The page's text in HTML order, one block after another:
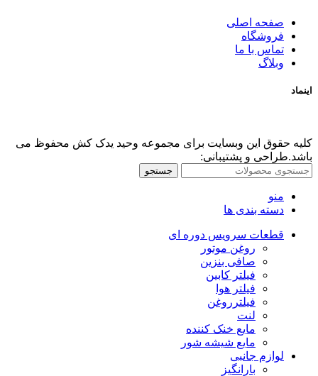
صفحه اصلی
فروشگاه
تماس با ما
وبلاگ
اینماد
کلیه حقوق این وبسایت برای مجموعه وحید یدک کش محفوظ می
باشد.طراحی و پشتیبانی:
جستجو
منو
دسته بندی ها
قطعات سرویس دوره ای
روغن موتور
صافی بنزین
فیلتر کابین
فیلتر هوا
فیلترروغن
لنت
مایع خنک کننده
مایع شیشه شور
لوازم جانبی
بارانگیز